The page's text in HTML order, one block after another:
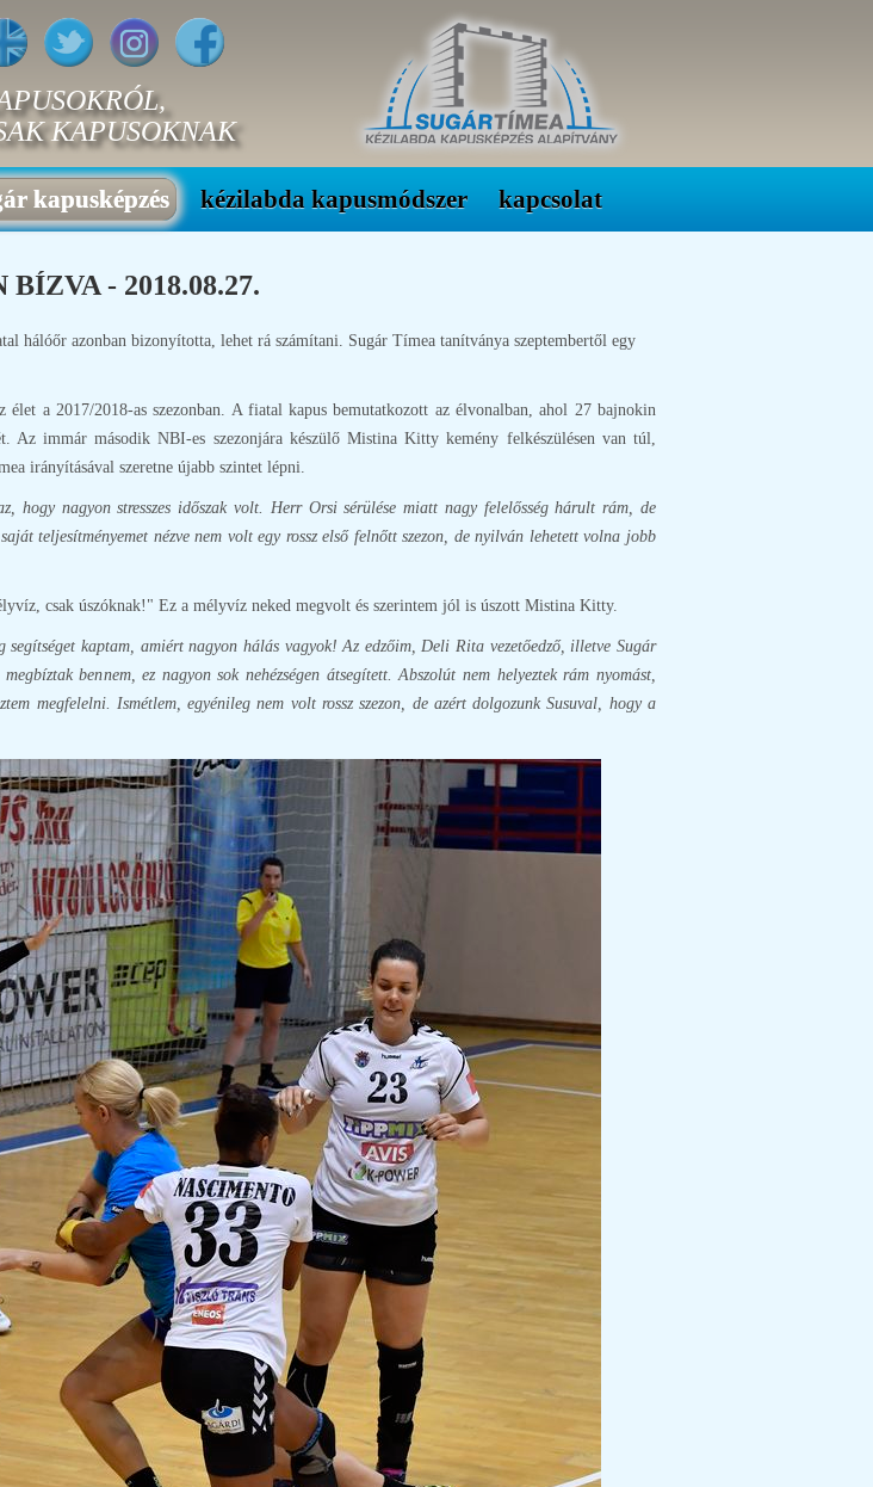
KAPUSOKNAK
kapusképzés kézilabda kapusmódszer kapcsolat
- 2018.08.27.
hálóőr azonban bizonyította, lehet rá számítani. Sugár Tímea tanítványa szeptembertől egy
a 2017/2018-as szezonban. A fiatal kapus bemutatkozott az élvonalban, ahol 27 bajnokin
Az immár második NBI-es szezonjára készülő Mistina Kitty kemény felkészülésen van túl,
irányításával szeretne újabb szintet lépni.
hogy nagyon stresszes időszak volt. Herr Orsi sérülése miatt nagy felelősség hárult rám, de
teljesítményemet nézve nem volt egy rossz első felnőtt szezon, de nyilván lehetett volna jobb
csak úszóknak!" Ez a mélyvíz neked megvolt és szerintem jól is úszott Mistina Kitty.
kaptam, amiért nagyon hálás vagyok! Az edzőim, Deli Rita vezetőedző, illetve Sugár
bennem, ez nagyon sok nehézségen átsegített. Abszolút nem helyeztek rám nyomást,
megfelelni. Ismétlem, egyénileg nem volt rossz szezon, de azért dolgozunk Susuval, hogy a